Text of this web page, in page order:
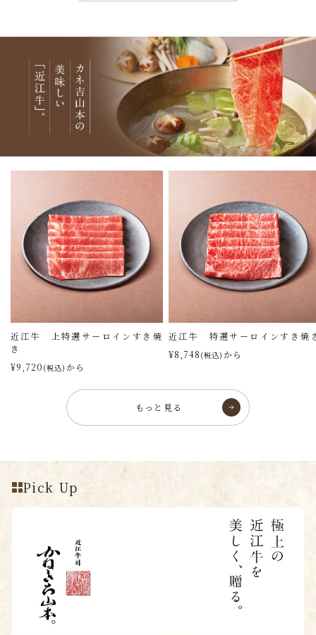
近江牛 上特選サーロインすき焼
き
¥9,720 (税込) から
近江牛 特選サーロインすき焼
¥8,748 (税込) から
もっと見る
Pick Up